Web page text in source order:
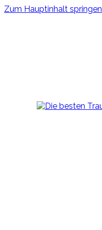
Zum Hauptinhalt springen